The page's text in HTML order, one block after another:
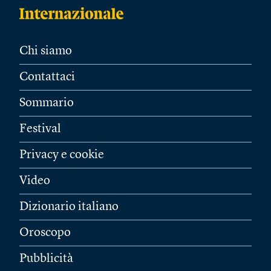
Chi siamo
Contattaci
Sommario
Festival
Privacy e cookie
Video
Dizionario italiano
Oroscopo
Pubblicità